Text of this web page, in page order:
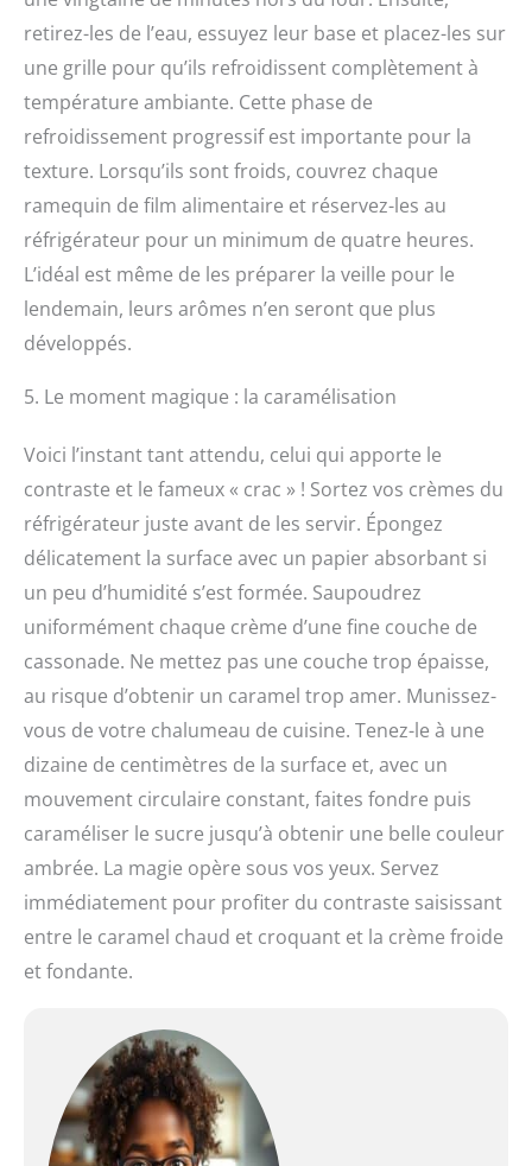
retirez-les de l’eau, essuyez leur base et placez-les sur
une grille pour qu’ils refroidissent complètement à
température ambiante. Cette phase de
refroidissement progressif est importante pour la
texture. Lorsqu’ils sont froids, couvrez chaque
ramequin de film alimentaire et réservez-les au
réfrigérateur pour un minimum de quatre heures.
L’idéal est même de les préparer la veille pour le
lendemain, leurs arômes n’en seront que plus
développés.
5. Le moment magique : la caramélisation
Voici l’instant tant attendu, celui qui apporte le
contraste et le fameux « crac » ! Sortez vos crèmes du
réfrigérateur juste avant de les servir. Épongez
délicatement la surface avec un papier absorbant si
un peu d’humidité s’est formée. Saupoudrez
uniformément chaque crème d’une fine couche de
cassonade. Ne mettez pas une couche trop épaisse,
au risque d’obtenir un caramel trop amer. Munissez-
vous de votre chalumeau de cuisine. Tenez-le à une
dizaine de centimètres de la surface et, avec un
mouvement circulaire constant, faites fondre puis
caraméliser le sucre jusqu’à obtenir une belle couleur
ambrée. La magie opère sous vos yeux. Servez
immédiatement pour profiter du contraste saisissant
entre le caramel chaud et croquant et la crème froide
et fondante.